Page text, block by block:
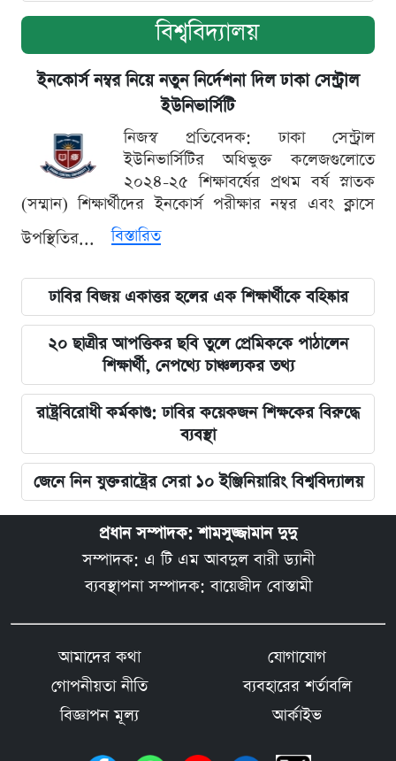
বিশ্ববিদ্যালয়
ইনকোর্স নম্বর নিয়ে নতুন নির্দেশনা দিল ঢাকা সেন্ট্রাল
ইউনিভার্সিটি
নিজস্ব প্রতিবেদক: ঢাকা সেন্ট্রাল
ইউনিভার্সিটির অধিভুক্ত কলেজগুলোতে
২০২৪-২৫ শিক্ষাবর্ষের প্রথম বর্ষ স্নাতক
(সম্মান) শিক্ষার্থীদের ইনকোর্স পরীক্ষার নম্বর এবং ক্লাসে
উপস্থিতির...
বিস্তারিত
ঢাবির বিজয় একাত্তর হলের এক শিক্ষার্থীকে বহিষ্কার
২০ ছাত্রীর আপত্তিকর ছবি তুলে প্রেমিককে পাঠালেন
শিক্ষার্থী, নেপথ্যে চাঞ্চল্যকর তথ্য
রাষ্ট্রবিরোধী কর্মকাণ্ড: ঢাবির কয়েকজন শিক্ষকের বিরুদ্ধে
ব্যবস্থা
জেনে নিন যুক্তরাষ্ট্রের সেরা ১০ ইঞ্জিনিয়ারিং বিশ্ববিদ্যালয়
প্রধান সম্পাদক: শামসুজ্জামান দুদু
সম্পাদক: এ টি এম আবদুল বারী ড্যানী
ব্যবস্থাপনা সম্পাদক: বায়েজীদ বোস্তামী
আমাদের কথা
যোগাযোগ
গোপনীয়তা নীতি
ব্যবহারের শর্তাবলি
বিজ্ঞাপন মূল্য
আর্কাইভ